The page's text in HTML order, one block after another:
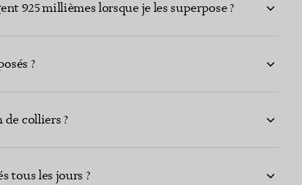
925 millièmes lorsque je les superpose ?
?
colliers ?
tous les jours ?